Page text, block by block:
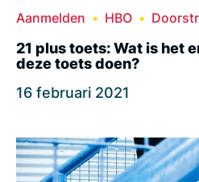
Aanmelden HBO
21 plus toets: Wat is het
deze toets doen?
16 februari 2021